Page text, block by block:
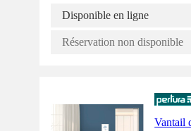
Disponible en ligne
Réservation non disponible
Vantail